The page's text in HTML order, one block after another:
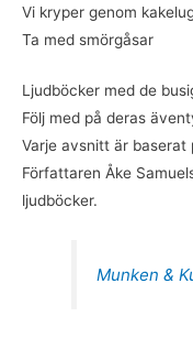
Vi kryper genom
Ta med smörgåsar
Ljudböcker med de
Följ med på deras
Varje avsnitt är baserat
Författaren Åke
ljudböcker.
Munken &